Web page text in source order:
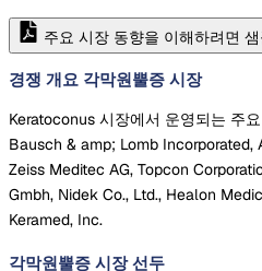
주요 시장 동향을 이해하려면
경쟁 개요 각막원뿔증 시장
Keratoconus 시장에서 운영되는 주
Bausch & amp; Lomb Incorporated,
Zeiss Meditec AG, Topcon
Gmbh, Nidek Co., Ltd., Healon
Keramed, Inc.
각막원뿔증 시장 선두